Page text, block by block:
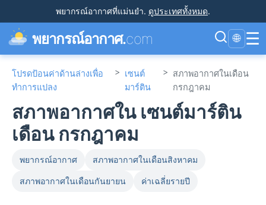
พยากรณ์อากาศที่แม่นยำ. ดูประเทศทั้งหมด.
พยากรณ์อากาศ.com 🌐 ☰
โปรดป้อนค่าด้านล่างเพื่อ
ทำการแปลง
> เซนต์
มาร์ติน
> สภาพอากาศในเดือน
กรกฎาคม
สภาพอากาศใน เซนต์มาร์ติน
เดือน กรกฎาคม
พยากรณ์อากาศ สภาพอากาศในเดือนสิงหาคม
สภาพอากาศในเดือนกันยายน ค่าเฉลี่ยรายปี